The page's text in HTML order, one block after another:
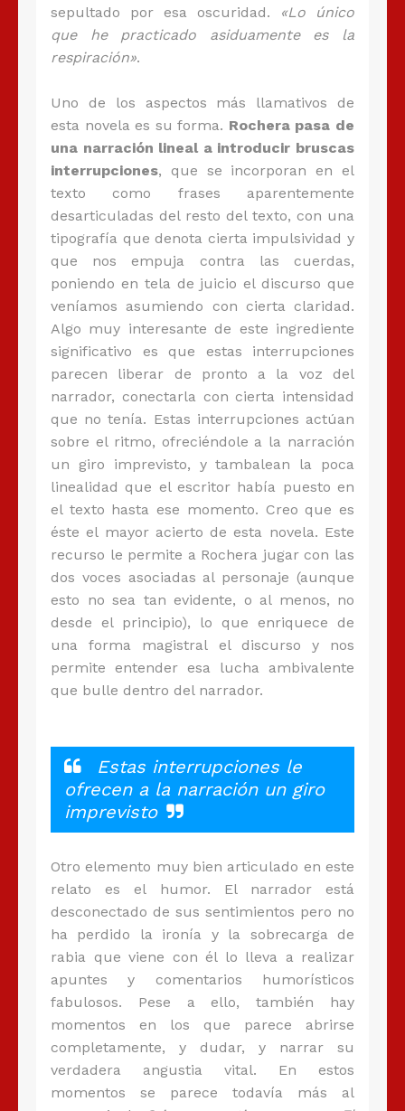
sepultado por esa oscuridad.
«Lo único
que he practicado asiduamente es la
respiración».
Uno de los aspectos más llamativos de
esta novela es su forma. Rochera pasa de
una narración lineal a introducir bruscas
interrupciones, que se incorporan en el
texto como frases aparentemente
desarticuladas del resto del texto, con una
tipografía que denota cierta impulsividad y
que nos empuja contra las cuerdas,
poniendo en tela de juicio el discurso que
veníamos asumiendo con cierta claridad.
Algo muy interesante de este ingrediente
significativo es que estas interrupciones
parecen liberar de pronto a la voz del
narrador, conectarla con cierta intensidad
que no tenía. Estas interrupciones actúan
sobre el ritmo, ofreciéndole a la narración
un giro imprevisto, y tambalean la poca
linealidad que el escritor había puesto en
el texto hasta ese momento. Creo que es
éste el mayor acierto de esta novela. Este
recurso le permite a Rochera jugar con las
dos voces asociadas al personaje (aunque
esto no sea tan evidente, o al menos, no
desde el principio), lo que enriquece de
una forma magistral el discurso y nos
permite entender esa lucha ambivalente
que bulle dentro del narrador.
Estas interrupciones le
ofrecen a la narración un giro
imprevisto
Otro elemento muy bien articulado en este
relato es el humor. El narrador está
desconectado de sus sentimientos pero no
ha perdido la ironía y la sobrecarga de
rabia que viene con él lo lleva a realizar
apuntes y comentarios humorísticos
fabulosos. Pese a ello, también hay
momentos en los que parece abrirse
completamente, y dudar, y narrar su
verdadera angustia vital. En estos
momentos se parece todavía más al